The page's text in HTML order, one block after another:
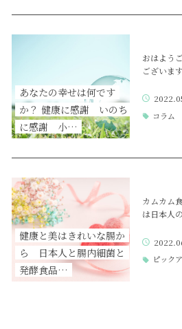
あなたの幸せは何です
か？ 健康に感謝 いのち
に感謝 小…
おはよう
ございま
コラム
健康と美はきれいな腸か
ら 日本人と腸内細菌と
発酵食品…
カムカム
は日本人
ピック